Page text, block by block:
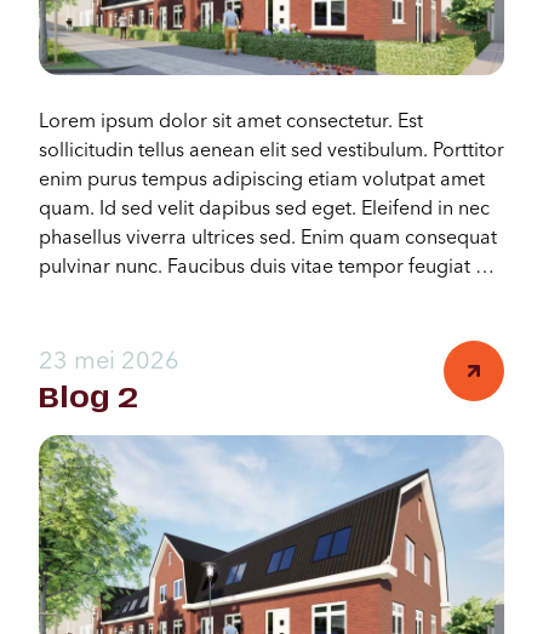
Configurator
Lorem ipsum dolor sit amet consectetur. Est
sollicitudin tellus aenean elit sed vestibulum. Porttitor
enim purus tempus adipiscing etiam volutpat amet
quam. Id sed velit dapibus sed eget. Eleifend in nec
phasellus viverra ultrices sed. Enim quam consequat
pulvinar nunc. Faucibus duis vitae tempor feugiat at
23 mei 2026
Blog 2